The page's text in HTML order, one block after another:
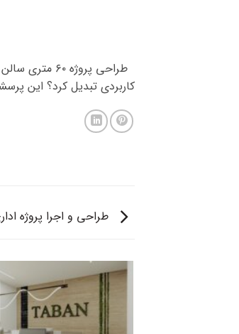
کاربردی تبدیل کرد؟ این
طراحی و اجرا پروژه اداری ۲۸۰ متری شرکت نخل